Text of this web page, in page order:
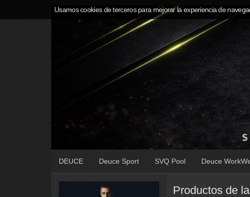
DEUCE Deuce Sport SVQ Pool Deuce
Productos de
Usamos cookies de terceros para mejorar la experiencia de